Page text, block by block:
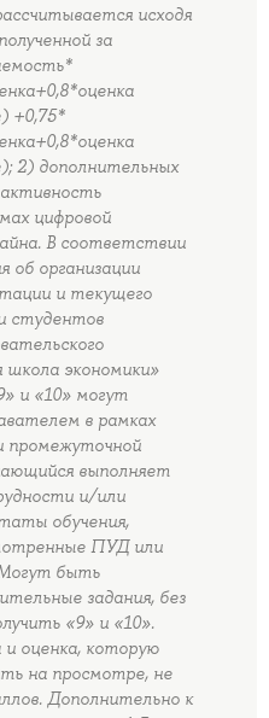
исходя
за
+0,75*
2) дополнительных
цифровой
В соответствии
об организации
и текущего
студентов
экономики»
и «10» могут
в рамках
промежуточной
выполняет
и/или
обучения,
ПУД или
быть
задания, без
«9» и «10».
оценка, которую
на просмотре, не
Дополнительно к